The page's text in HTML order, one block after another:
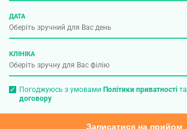
ДАТА
КЛІНІКА
Погоджуюсь з умовами Політики приватностіта
договору
Записатися на прийом